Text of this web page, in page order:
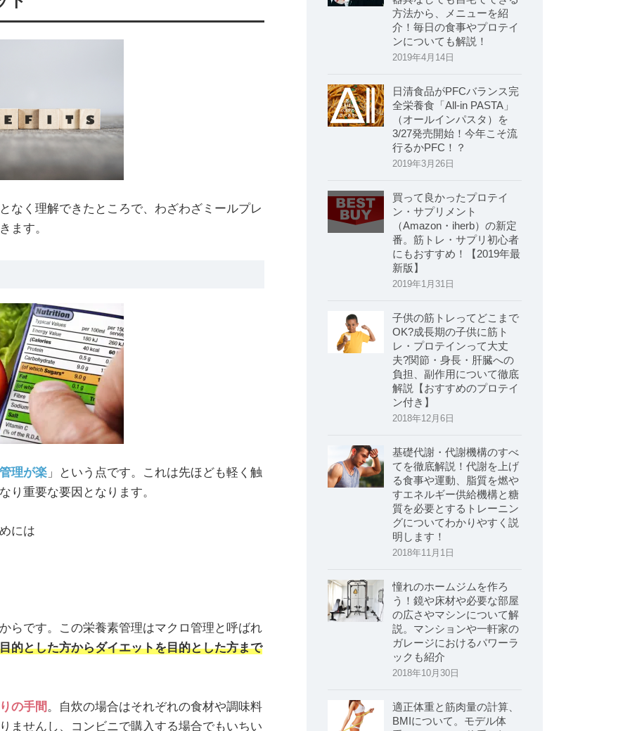
なく理解できたところで、わざわざミールプレ
ます。
理が楽 」という点です。これは先ほども軽く触
り重要な要因となります。
には
らです。この栄養素管理はマクロ管理と呼ばれ
的とした方からダイエットを目的とした方まで
の手間 。自炊の場合はそれぞれの食材や調味料
ませんし、コンビニで購入する場合でもいちい
方法から、メニューを紹
介！毎日の食事やプロテイ
ンについても解説！
2019年4月14日
日清食品がPFCバランス完
全栄養食「All-in PASTA」
（オールインパスタ）を
3/27発売開始！今年こそ流
行るかPFC！？
2019年3月26日
買って良かったプロテイ
ン・サプリメント
（Amazon・iherb）の新定
番。筋トレ・サプリ初心者
にもおすすめ！【2019年最
新版】
2019年1月31日
子供の筋トレってどこまで
OK?成長期の子供に筋ト
レ・プロテインって大丈
夫?関節・身長・肝臓への
負担、副作用について徹底
解説【おすすめのプロテイ
ン付き】
2018年12月6日
基礎代謝・代謝機構のすべ
てを徹底解説！代謝を上げ
る食事や運動、脂質を燃や
すエネルギー供給機構と糖
質を必要とするトレーニン
グについてわかりやすく説
明します！
2018年11月1日
憧れのホームジムを作ろ
う！鏡や床材や必要な部屋
の広さやマシンについて解
説。マンションや一軒家の
ガレージにおけるパワーラ
ックも紹介
2018年10月30日
適正体重と筋肉量の計算、
BMIについて。モデル体